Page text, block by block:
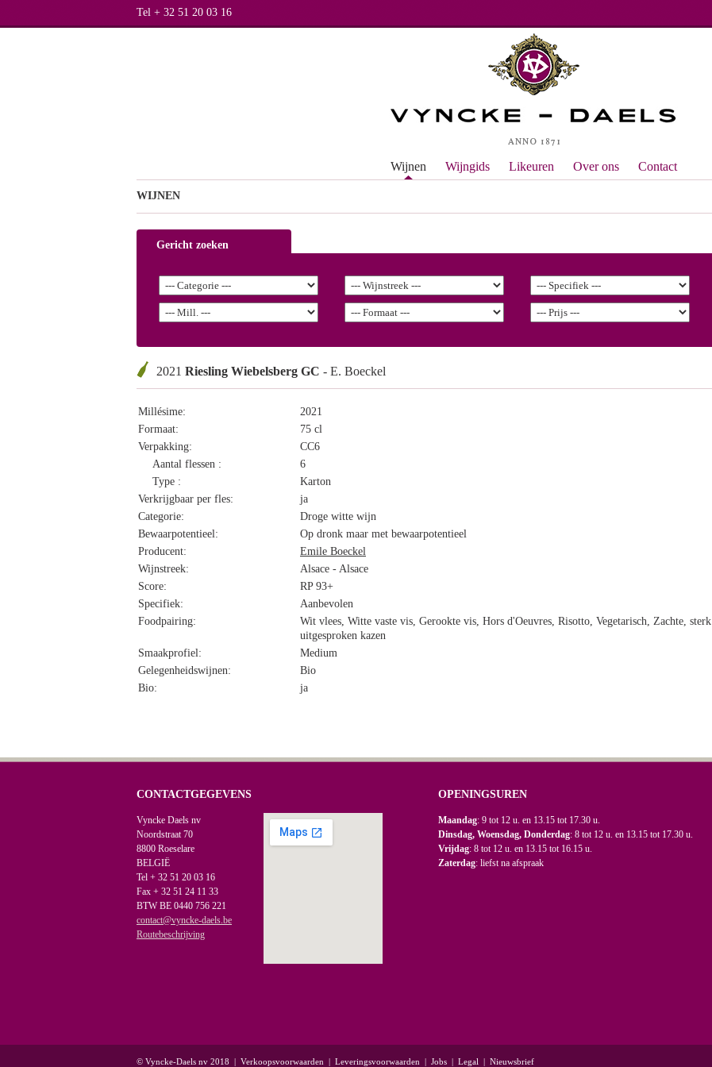
Tel + 32 51 20 03 16
Wijnen Wijngids Likeuren Over ons Contact
WIJNEN
Gericht zoeken
2021 Riesling Wiebelsberg GC - E. Boeckel
Millésime:
2021
Formaat:
75 cl
Verpakking:
CC6
Aantal flessen :
6
Type :
Karton
Verkrijgbaar per fles:
ja
Categorie:
Droge witte wijn
Bewaarpotentieel:
Op dronk maar met bewaarpotentieel
Producent:
Emile Boeckel
Wijnstreek:
Alsace - Alsace
Score:
RP 93+
Specifiek:
Aanbevolen
Foodpairing:
Wit vlees, Witte vaste vis, Gerookte vis, Hors d'Oeuvres, Risotto, Vegetarisch, Zachte, sterk
uitgesproken kazen
Smaakprofiel:
Medium
Gelegenheidswijnen:
Bio
Bio:
ja
CONTACTGEGEVENS
Vyncke Daels nv
Noordstraat 70
8800 Roeselare
BELGIË
Tel + 32 51 20 03 16
Fax + 32 51 24 11 33
BTW BE 0440 756 221
contact@vyncke-daels.be
Routebeschrijving
OPENINGSUREN
Maandag: 9 tot 12 u. en 13.15 tot 17.30 u.
Dinsdag, Woensdag, Donderdag: 8 tot 12 u. en 13.15 tot 17.30 u.
Vrijdag: 8 tot 12 u. en 13.15 tot 16.15 u.
Zaterdag: liefst na afspraak
© Vyncke-Daels nv 2018 | Verkoopsvoorwaarden | Leveringsvoorwaarden | Jobs | Legal | Nieuwsbrief